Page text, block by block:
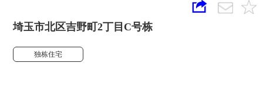
埼玉市北区吉野町2丁目C号栋
独栋住宅